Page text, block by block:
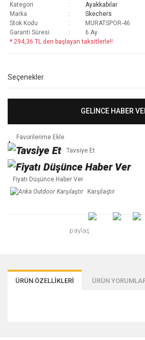
Kategori
Ayakkabılar
Marka
Skechers
Stok Kodu
MURATSPOR-46
Garanti Süresi
6 Ay
* 294,36 TL den başlayan taksitlerle!!
Seçenekler
GELİNCE HABER
Tavsiye Et
Fiyatı Düşünce Haber Ver
Karşılaştır
paylaş
ÜRÜN ÖZELLİKLERİ ÜRÜN